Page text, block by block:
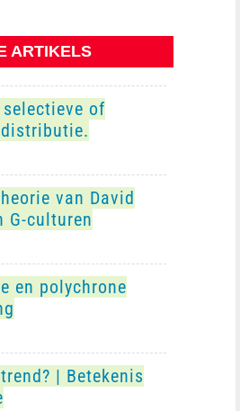
ARTIKELS
of
van David
G-culturen
en polychrone
| Betekenis